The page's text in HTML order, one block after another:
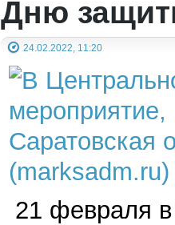
Дню
24.02.2022, 11:20
21 февраля в